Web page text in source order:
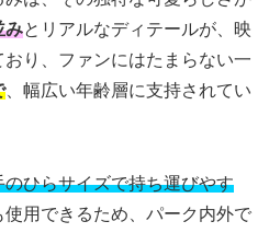
みとリアルなディテールが、映
り、ファンにはたまらない一
、幅広い年齢層に支持されてい
のひらサイズで持ち運びやす
使用できるため、パーク内外で